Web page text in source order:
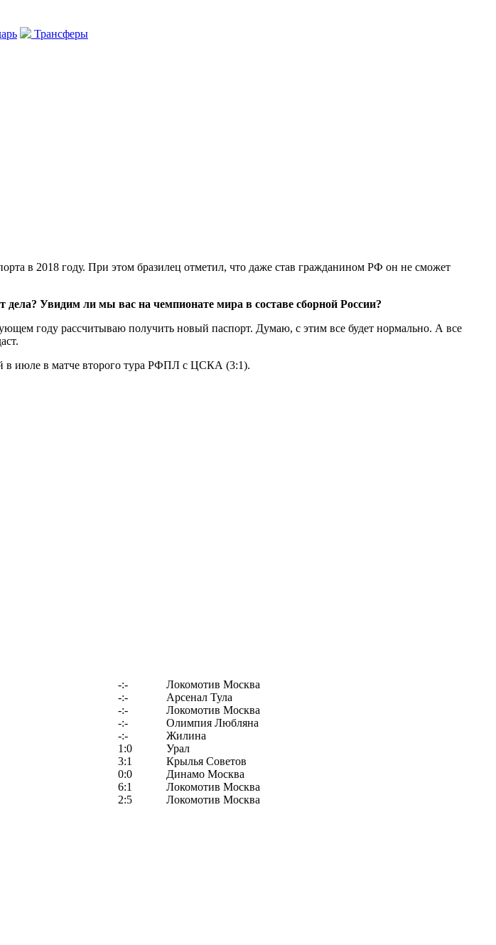
Трансферы
в 2018 году. При этом бразилец отметил, что даже став гражданином РФ он не сможет
Увидим ли мы вас на чемпионате мира в составе сборной России?
году рассчитываю получить новый паспорт. Думаю, с этим все будет нормально. А все
в июле в матче второго тура РФПЛ с ЦСКА (3:1).
-:-
Локомотив Москва
-:-
Арсенал Тула
-:-
Локомотив Москва
-:-
Олимпия Любляна
-:-
Жилина
1:0
Урал
3:1
Крылья Советов
0:0
Динамо Москва
6:1
Локомотив Москва
2:5
Локомотив Москва